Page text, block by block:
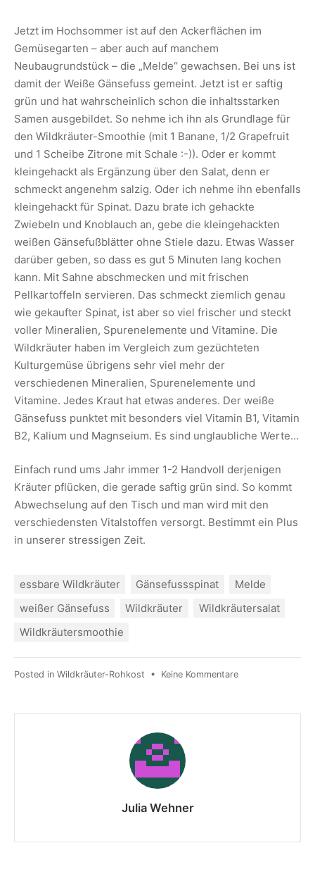
Jetzt im Hochsommer ist auf den Ackerflächen im
Gemüsegarten – aber auch auf manchem
Neubaugrundstück – die „Melde“ gewachsen. Bei uns ist
damit der Weiße Gänsefuss gemeint. Jetzt ist er saftig
grün und hat wahrscheinlich schon die inhaltsstarken
Samen ausgebildet. So nehme ich ihn als Grundlage für
den Wildkräuter-Smoothie (mit 1 Banane, 1/2 Grapefruit
und 1 Scheibe Zitrone mit Schale :-)). Oder er kommt
kleingehackt als Ergänzung über den Salat, denn er
schmeckt angenehm salzig. Oder ich nehme ihn ebenfalls
kleingehackt für Spinat. Dazu brate ich gehackte
Zwiebeln und Knoblauch an, gebe die kleingehackten
weißen Gänsefußblätter ohne Stiele dazu. Etwas Wasser
darüber geben, so dass es gut 5 Minuten lang kochen
kann. Mit Sahne abschmecken und mit frischen
Pellkartoffeln servieren. Das schmeckt ziemlich genau
wie gekaufter Spinat, ist aber so viel frischer und steckt
voller Mineralien, Spurenelemente und Vitamine. Die
Wildkräuter haben im Vergleich zum gezüchteten
Kulturgemüse übrigens sehr viel mehr der
verschiedenen Mineralien, Spurenelemente und
Vitamine. Jedes Kraut hat etwas anderes. Der weiße
Gänsefuss punktet mit besonders viel Vitamin B1, Vitamin
B2, Kalium und Magnseium. Es sind unglaubliche Werte…
Einfach rund ums Jahr immer 1-2 Handvoll derjenigen
Kräuter pflücken, die gerade saftig grün sind. So kommt
Abwechselung auf den Tisch und man wird mit den
verschiedensten Vitalstoffen versorgt. Bestimmt ein Plus
in unserer stressigen Zeit.
essbare Wildkräuter Gänsefussspinat
Melde
weißer Gänsefuss
Wildkräuter
Wildkräutersalat
Wildkräutersmoothie
Posted in Wildkräuter-Rohkost • Keine Kommentare
Julia Wehner